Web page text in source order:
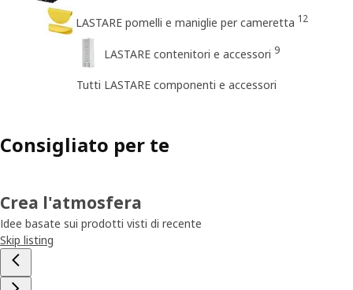
LASTARE pomelli e maniglie per cameretta 12
LASTARE contenitori e accessori 9
Tutti LASTARE componenti e accessori
Consigliato per te
Crea l'atmosfera
Idee basate sui prodotti visti di recente
Skip listing